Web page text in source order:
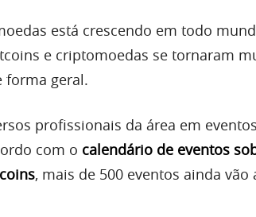
está crescendo em todo
e criptomoedas se tornaram
forma geral.
profissionais da área em
com o calendário de eventos
, mais de 500 eventos ainda